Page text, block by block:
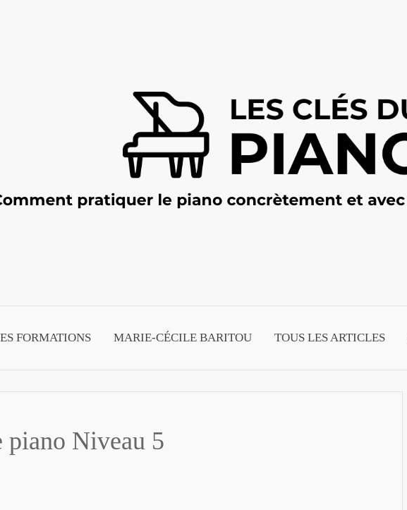
FORMATIONS MARIE-CÉCILE BARITOU TOUS LES ARTICLES
piano Niveau 5